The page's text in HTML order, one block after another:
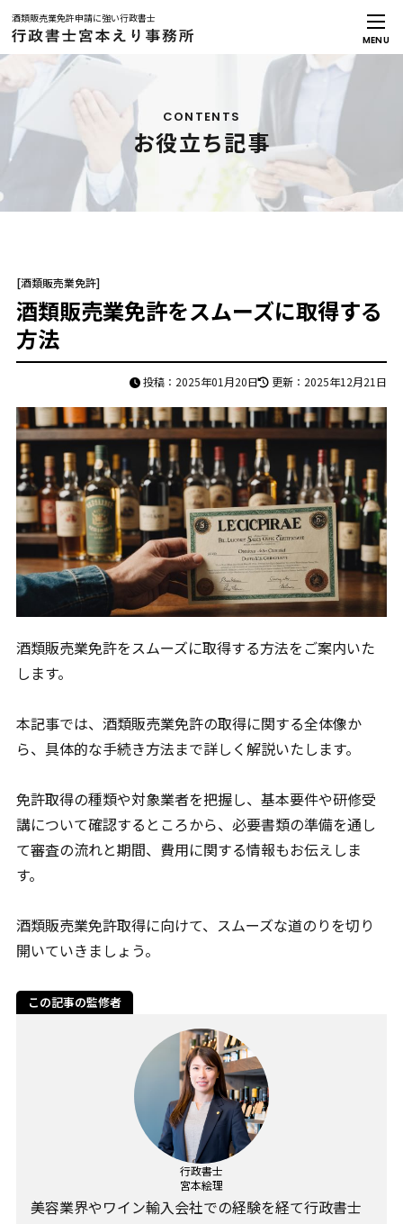
酒類販売業免許申請に強い行政書士
MENU
CONTENTS
お役立ち記事
[酒類販売業免許]
酒類販売業免許をスムーズに取得する
方法
投稿：2025年01月20日 更新：2025年12月21日
酒類販売業免許をスムーズに取得する方法をご案内いた
します。
本記事では、酒類販売業免許の取得に関する全体像か
ら、具体的な手続き方法まで詳しく解説いたします。
免許取得の種類や対象業者を把握し、基本要件や研修受
講について確認するところから、必要書類の準備を通し
て審査の流れと期間、費用に関する情報もお伝えしま
す。
酒類販売業免許取得に向けて、スムーズな道のりを切り
開いていきましょう。
この記事の監修者
行政書士
宮本絵理
美容業界やワイン輸入会社での経験を経て行政書士
メインメニュー
トップページ
事務所案内
お客様インタビュー
解決事例
お役立ち記事
お知らせ
お問合せ
事務所コンセプト
料金について
無料相談について
小売業関係の免許
お店で酒を売りたい
飲食店にお酒を売りたい
ネット通販で酒を売りたい
卸売業関係の免許
全ての種類のお酒を業者に卸したい
洋酒を業者に卸したい
ビールを業者に卸したい
自分のブランドのお酒を卸したい
輸出入関係の免許
海外からお酒を輸入して国内で売りたい
日本のお酒を海外に輸出したい
プライバシーポリシー